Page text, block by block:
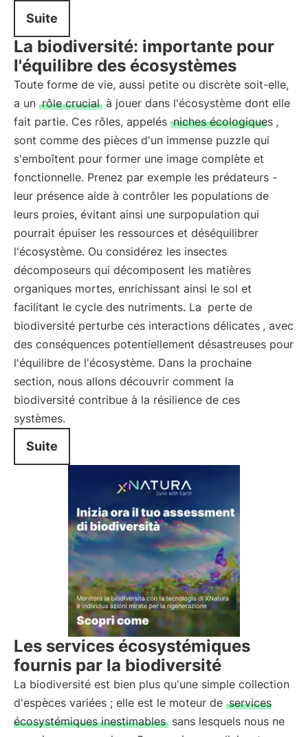
Suite
La biodiversité: importante pour
l'équilibre des écosystèmes
Toute forme de vie, aussi petite ou discrète soit-elle,
a un rôle crucial à jouer dans l'écosystème dont elle
fait partie. Ces rôles, appelés niches écologiques ,
sont comme des pièces d'un immense puzzle qui
s'emboîtent pour former une image complète et
fonctionnelle. Prenez par exemple les prédateurs -
leur présence aide à contrôler les populations de
leurs proies, évitant ainsi une surpopulation qui
pourrait épuiser les ressources et déséquilibrer
l'écosystème. Ou considérez les insectes
décomposeurs qui décomposent les matières
organiques mortes, enrichissant ainsi le sol et
facilitant le cycle des nutriments. La perte de
biodiversité perturbe ces interactions délicates , avec
des conséquences potentiellement désastreuses pour
l'équilibre de l'écosystème. Dans la prochaine
section, nous allons découvrir comment la
biodiversité contribue à la résilience de ces
systèmes.
Suite
Les services écosystémiques
fournis par la biodiversité
La biodiversité est bien plus qu'une simple collection
d'espèces variées ; elle est le moteur de services
écosystémiques inestimables sans lesquels nous ne